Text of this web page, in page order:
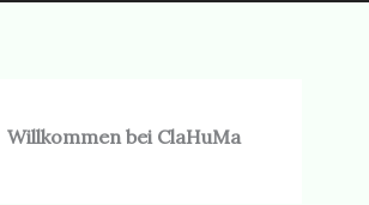
Willkommen bei ClaHuMa